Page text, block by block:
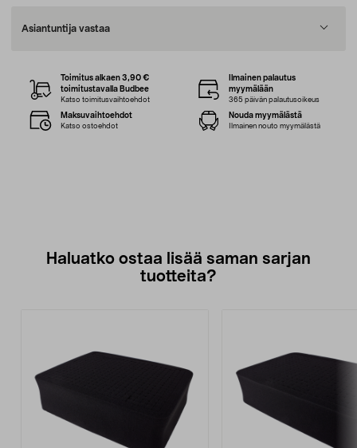
Asiantuntija vastaa
Toimitus alkaen 3,90 €
toimitustavalla Budbee
Katso toimitusvaihtoehdot
Ilmainen palautus
myymälään
365 päivän palautusoikeus
Maksuvaihtoehdot
Katso ostoehdot
Nouda myymälästä
Ilmainen nouto myymälästä
Haluatko ostaa lisää saman sarjan
tuotteita?